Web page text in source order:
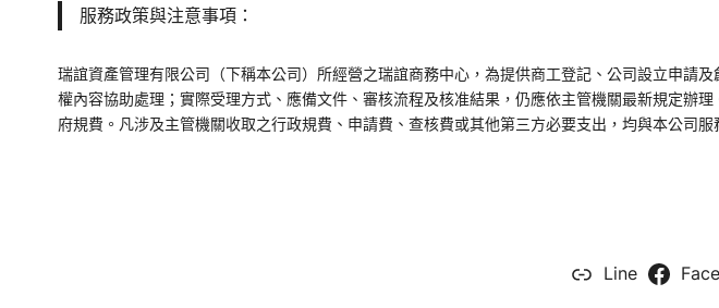
服務政策與注意事項：
瑞誼資產管理有限公司（下稱本公司）所經營之瑞誼商務中心，為提供商工登記、公司設立申請
權內容協助處理；實際受理方式、應備文件、審核流程及核准結果，仍應依主管機關最新規定辦
府規費。凡涉及主管機關收取之行政規費、申請費、查核費或其他第三方必要支出，均與本公司服
Line